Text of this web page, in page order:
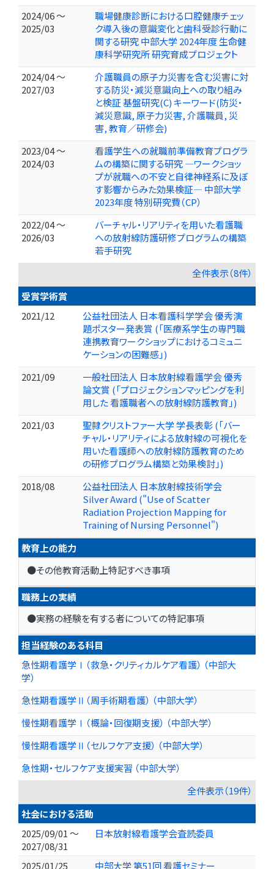
2024/06 ～
2025/03
職場健康診断における口腔健康チェッ
ク導入後の意識変化と歯科受診行動に
関する研究 中部大学 2024年度 生命健
康科学研究所 研究育成プロジェクト
2024/04 ～
2027/03
介護職員の原子力災害を含む災害に対
する防災・減災意識向上への取り組み
と検証 基盤研究(C) キーワード(防災・
減災意識, 原子力災害, 介護職員, 災
害, 教育／研修会)
2023/04 ～
2024/03
看護学生への就職前準備教育プログラ
ムの構築に関する研究 ―ワークショッ
プが就職への不安と自律神経系に及ぼ
す影響からみた効果検証― 中部大学
2023年度 特別研究費（CP）
2022/04 ～
2026/03
バーチャル・リアリティを用いた看護職
への放射線防護研修プログラムの構築
若手研究
全件表示（8件）
受賞学術賞
2021/12
公益社団法人 日本看護科学学会 優秀演
題ポスター発表賞 (「医療系学生の専門職
連携教育ワークショップにおけるコミュニ
ケーションの困難感」)
2021/09
一般社団法人 日本放射線看護学会 優秀
論文賞 (「プロジェクションマッピングを利
用した 看護職者への放射線防護教育」)
2021/03
聖隷クリストファー大学 学長表彰 (「バー
チャル・リアリティによる放射線の可視化を
用いた看護師への放射線防護教育のため
の研修プログラム構築と効果検討」)
2018/08
公益社団法人 日本放射線技術学会
Silver Award ("Use of Scatter
Radiation Projection Mapping for
Training of Nursing Personnel")
教育上の能力
●その他教育活動上特記すべき事項
職務上の実績
●実務の経験を有する者についての特記事項
担当経験のある科目
急性期看護学Ⅰ（救急・クリティカルケア看護） （中部大
学）
急性期看護学Ⅱ（周手術期看護） （中部大学）
慢性期看護学Ⅰ（概論・回復期支援） （中部大学）
慢性期看護学Ⅱ（セルフケア支援） （中部大学）
急性期・セルフケア支援実習 （中部大学）
全件表示（19件）
社会における活動
2025/09/01 ～
2027/08/31
日本放射線看護学会査読委員
2025/01/25 中部大学 第51回 看護セミナー